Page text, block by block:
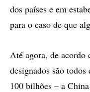
dos países e em
para o caso de que
Até agora, de acordo
designados são
100 bilhões – a